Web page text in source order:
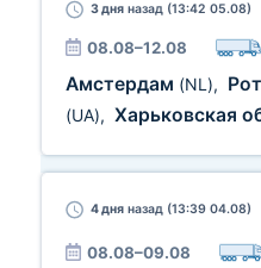
3 дня назад (13:42 05.08)
08.08–12.08
Амстердам (NL),
(UA), Харьковская
4 дня назад (13:39 04.08)
08.08–09.08